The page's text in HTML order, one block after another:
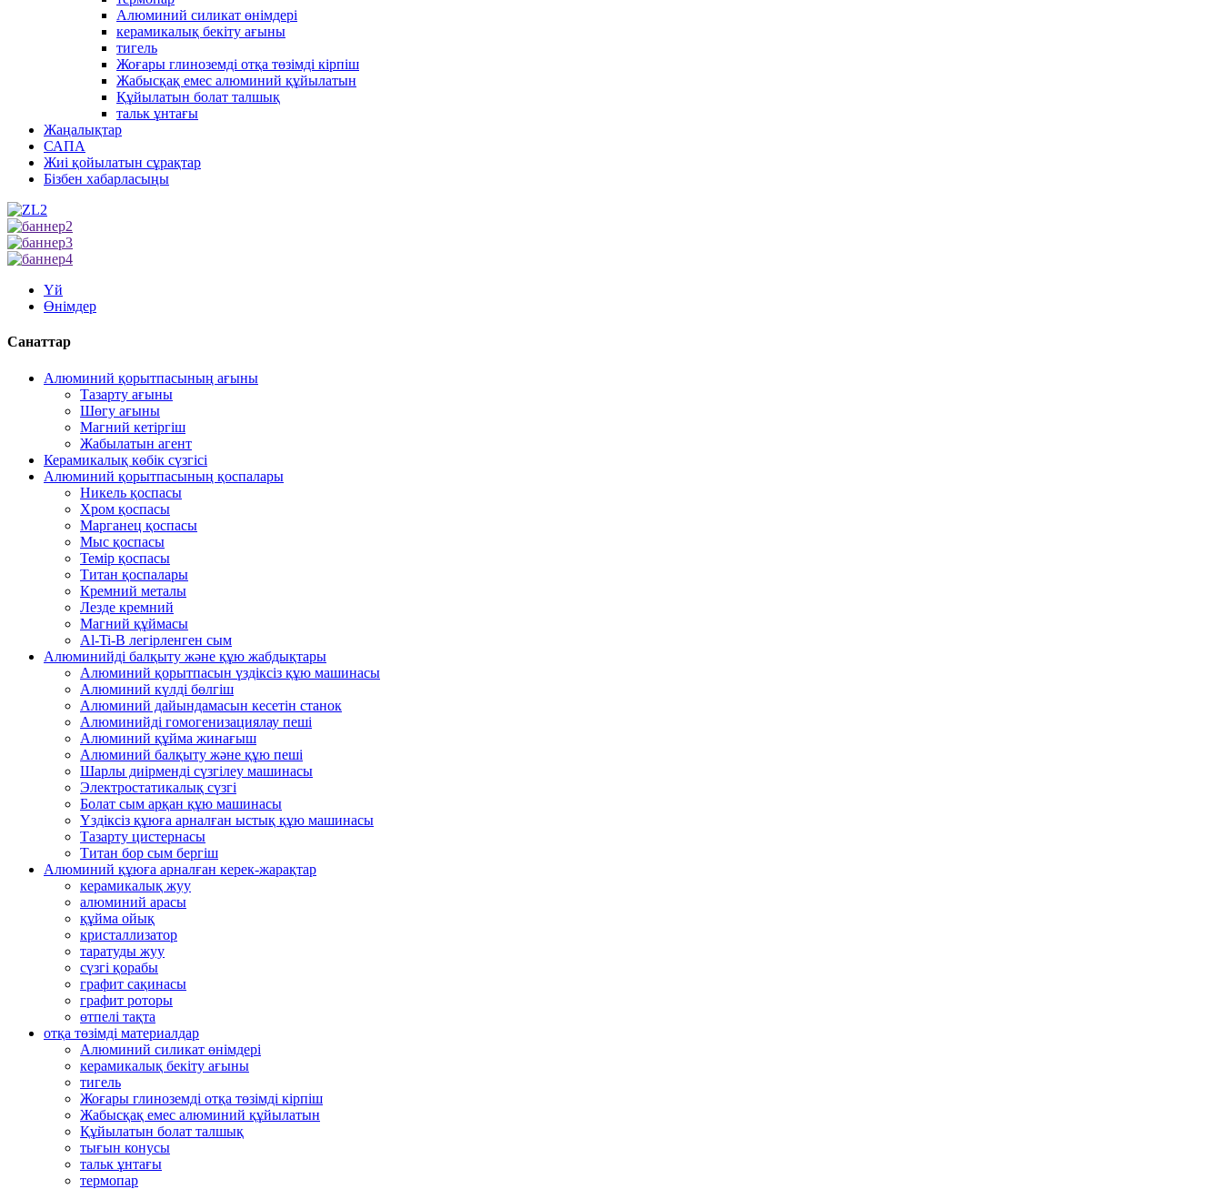
Алюминий силикат өнімдері
керамикалық бекіту ағыны
тигель
Жоғары глиноземді отқа төзімді кірпіш
Жабысқақ емес алюминий құйылатын
Құйылатын болат талшық
тальк ұнтағы
Жаңалықтар
САПА
Жиі қойылатын сұрақтар
Бізбен хабарласыңы
Үй
Өнімдер
Санаттар
Алюминий қорытпасының ағыны
Тазарту ағыны
Шөгу ағыны
Магний кетіргіш
Жабылатын агент
Керамикалық көбік сүзгісі
Алюминий қорытпасының қоспалары
Никель қоспасы
Хром қоспасы
Марганец қоспасы
Мыс қоспасы
Темір қоспасы
Титан қоспалары
Кремний металы
Лезде кремний
Магний құймасы
Al-Ti-B легірленген сым
Алюминийді балқыту және құю жабдықтары
Алюминий қорытпасын үздіксіз құю машинасы
Алюминий күлді бөлгіш
Алюминий дайындамасын кесетін станок
Алюминийді гомогенизациялау пеші
Алюминий құйма жинағыш
Алюминий балқыту және құю пеші
Шарлы диірменді сүзгілеу машинасы
Электростатикалық сүзгі
Болат сым арқан құю машинасы
Үздіксіз құюға арналған ыстық құю машинасы
Тазарту цистернасы
Титан бор сым бергіш
Алюминий құюға арналған керек-жарақтар
керамикалық жуу
алюминий арасы
құйма ойық
кристаллизатор
таратуды жуу
сүзгі қорабы
графит сақинасы
графит роторы
өтпелі тақта
отқа төзімді материалдар
Алюминий силикат өнімдері
керамикалық бекіту ағыны
тигель
Жоғары глиноземді отқа төзімді кірпіш
Жабысқақ емес алюминий құйылатын
Құйылатын болат талшық
тығын конусы
тальк ұнтағы
термопар